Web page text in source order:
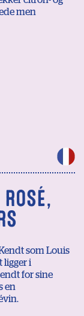
men
som Louis
ligger i
for sine
en